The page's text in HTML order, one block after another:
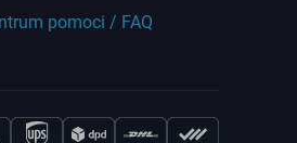
pomoci / FAQ